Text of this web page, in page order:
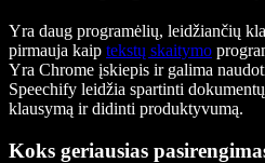
Yra daug programėlių, leidžiančių
pirmauja kaip tekstų skaitymo
Yra Chrome įskiepis ir galima
Speechify leidžia spartinti
klausymą ir didinti produktyvumą.
Koks geriausias